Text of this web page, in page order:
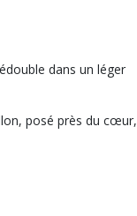
dans un léger
posé près du cœur,